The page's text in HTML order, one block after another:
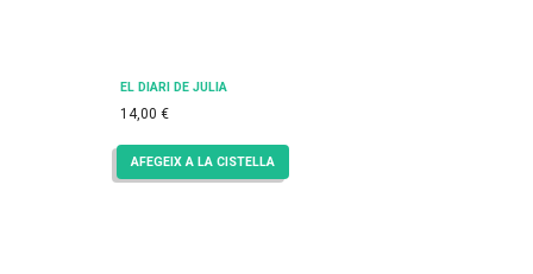
EL DIARI DE JÚLIA
14,00 €
AFEGEIX A LA CISTELLA